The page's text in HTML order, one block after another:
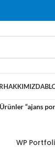
HAKKIMIZDA
“ajans
WP